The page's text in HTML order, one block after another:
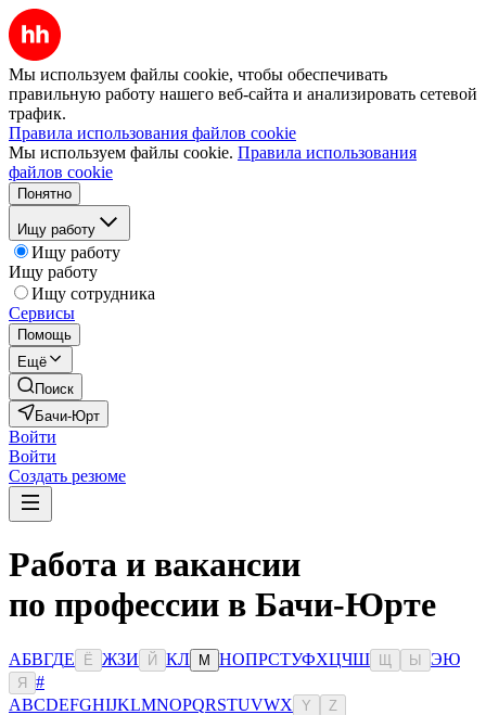
Мы используем файлы cookie, чтобы обеспечивать
правильную работу нашего веб-сайта и анализировать сетевой
трафик.
Правила использования файлов cookie
Мы используем файлы cookie. Правила использования
файлов cookie
Понятно
Ищу работу
Ищу работу
Ищу работу
Ищу сотрудника
Сервисы
Помощь
Ещё
Поиск
Бачи-Юрт
Войти
Войти
Создать резюме
Работа и вакансии
по профессии в Бачи-Юрте
АБВГДЕ Ё ЖЗИ Й КЛ М НОПРСТУФХЦЧШ Ы ЭЮ
Я
#
ABCDEFGHIJKLMNOPQRSTUVWX Y Z